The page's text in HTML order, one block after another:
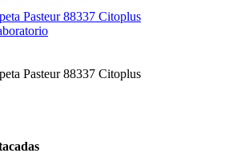
Pasteur 88337 Citoplus
Pasteur 88337 Citoplus